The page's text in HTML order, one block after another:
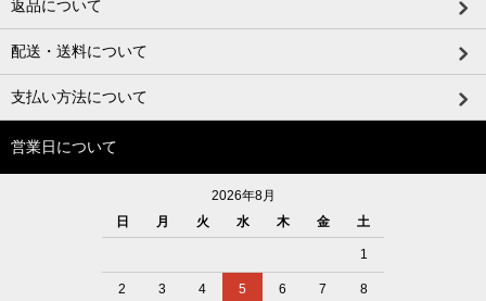
返品について
配送・送料について
支払い方法について
営業日について
2026年8月
日
月 火 水 木 金 土
1
2 3 4 5 6 7 8